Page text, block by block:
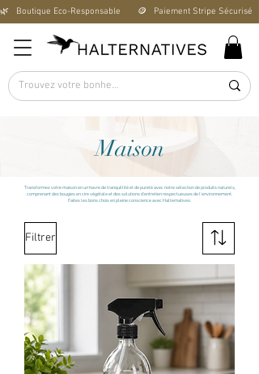
🌿   Boutique Éco-Responsable       🪙   Paiement Stripe
Maison
Transformez votre maison en un havre de tranquillité et de pureté avec notre sélection de produits naturels,
comprenant des bougies en cire végétale et des solutions d'entretien respectueuses de l'environnement.
Faites les bons choix en pleine conscience avec Halternatives.
Filtrer